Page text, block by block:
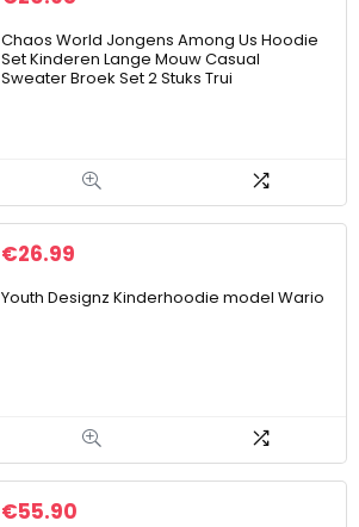
Chaos World Jongens Among Us Hoodie
Set Kinderen Lange Mouw Casual
Sweater Broek Set 2 Stuks Trui
€26.99
Youth Designz Kinderhoodie model Wario
€55.90